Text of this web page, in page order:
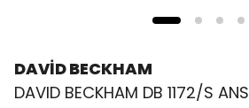
DAVİD BECKHAM
DAVID BECKHAM DB 1172/S ANS